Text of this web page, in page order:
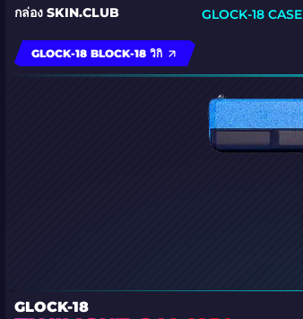
กล่อง SKIN.CLUB
GLOCK-18 CASE
GLOCK-18 BLOCK-18 วิกิ
GLOCK-18